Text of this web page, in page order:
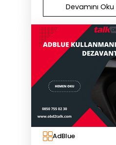
Devamını Oku
AdBlue